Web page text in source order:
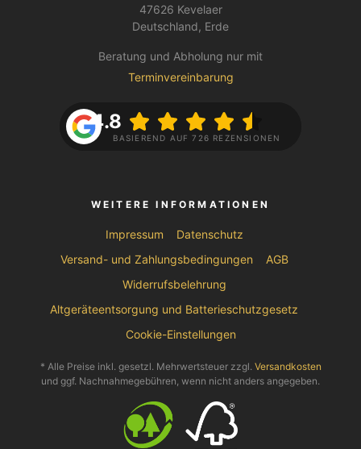
47626 Kevelaer
Deutschland, Erde
Beratung und Abholung nur mit
Terminvereinbarung
4.8
BASIEREND AUF 726 REZENSIONEN
WEITERE INFORMATIONEN
Impressum
Datenschutz
Versand- und Zahlungsbedingungen
AGB
Widerrufsbelehrung
Altgeräteentsorgung und Batterieschutzgesetz
Cookie-Einstellungen
* Alle Preise inkl. gesetzl. Mehrwertsteuer zzgl. Versandkosten
und ggf. Nachnahmegebühren, wenn nicht anders angegeben.